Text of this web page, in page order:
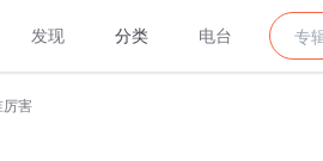
发现 分类 电台
厉害